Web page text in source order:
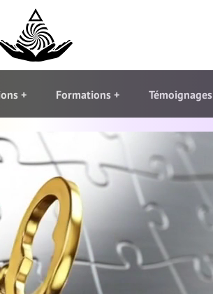
Formations Témoignages